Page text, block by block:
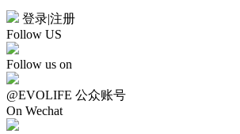
登录|注册
Follow US
Follow us on
@EVOLIFE 公众账号
On Wechat